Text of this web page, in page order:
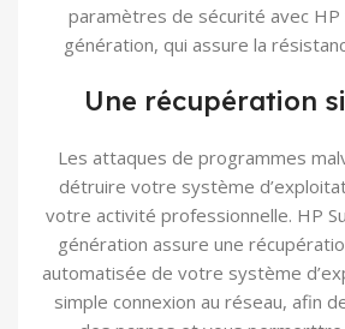
paramètres de sécurité avec HP
génération, qui assure la
Une récupération
Les attaques de programmes
détruire votre système
votre activité professionnelle. HP
génération assure une
automatisée de votre système
simple connexion au réseau, afin